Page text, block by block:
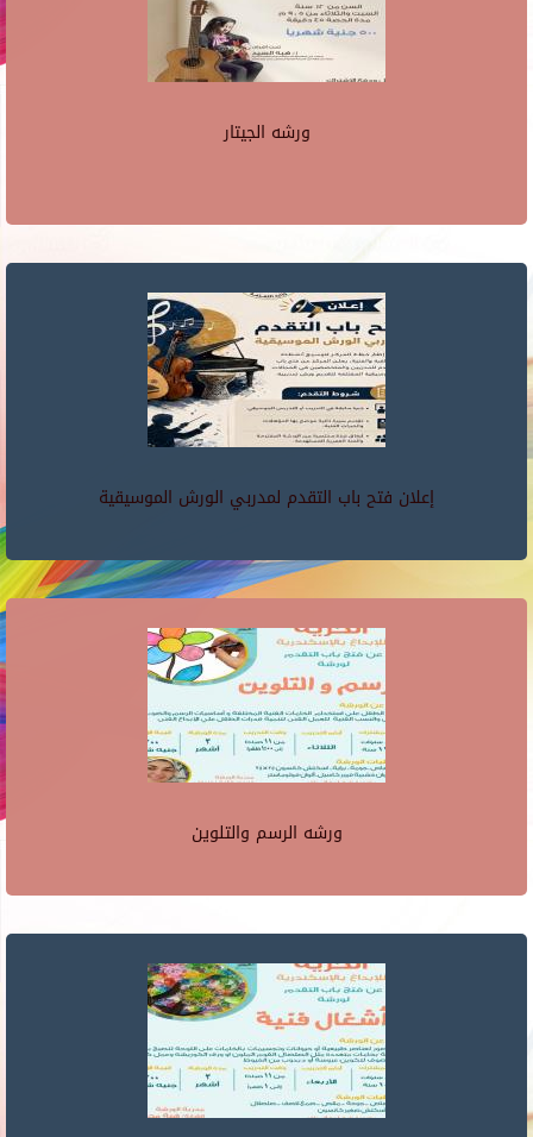
ورشه الجيتار
إعلان فتح باب التقدم لمدربي الورش الموسيقية
ورشه الرسم والتلوين